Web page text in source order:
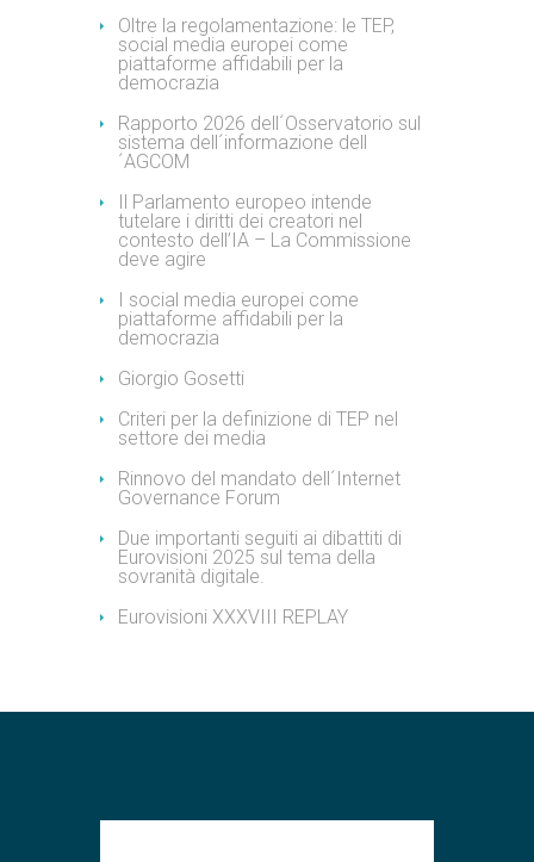
Oltre la regolamentazione: le TEP,
social media europei come
piattaforme affidabili per la
democrazia
Rapporto 2026 dell´Osservatorio sul
sistema dell´informazione dell
´AGCOM
Il Parlamento europeo intende
tutelare i diritti dei creatori nel
contesto dell’IA – La Commissione
deve agire
I social media europei come
piattaforme affidabili per la
democrazia
Giorgio Gosetti
Criteri per la definizione di TEP nel
settore dei media
Rinnovo del mandato dell´Internet
Governance Forum
Due importanti seguiti ai dibattiti di
Eurovisioni 2025 sul tema della
sovranità digitale.
Eurovisioni XXXVIII REPLAY